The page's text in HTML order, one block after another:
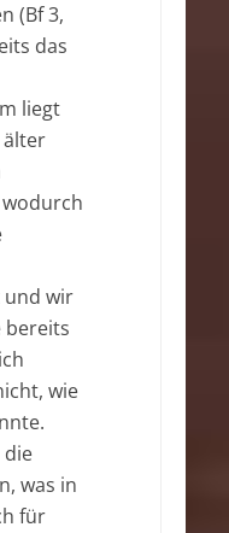
(Bf 3,
das
liegt
älter
wir
bereits
wie
was in
für